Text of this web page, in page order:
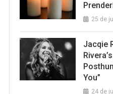
25 de
Jacqie
You”
24 de